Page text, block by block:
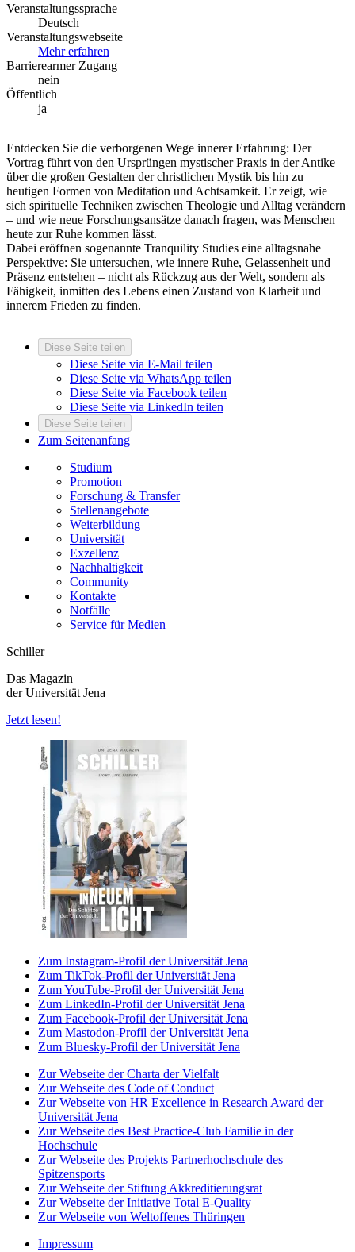
Veranstaltungssprache
Deutsch
Veranstaltungswebseite
Mehr erfahren
Barrierearmer Zugang
nein
Öffentlich
ja
Entdecken Sie die verborgenen Wege innerer Erfahrung: Der
Vortrag führt von den Ursprüngen mystischer Praxis in der Antike
über die großen Gestalten der christlichen Mystik bis hin zu
heutigen Formen von Meditation und Achtsamkeit. Er zeigt, wie
sich spirituelle Techniken zwischen Theologie und Alltag verändern
– und wie neue Forschungsansätze danach fragen, was Menschen
heute zur Ruhe kommen lässt.
Dabei eröffnen sogenannte Tranquility Studies eine alltagsnahe
Perspektive: Sie untersuchen, wie innere Ruhe, Gelassenheit und
Präsenz entstehen – nicht als Rückzug aus der Welt, sondern als
Fähigkeit, inmitten des Lebens einen Zustand von Klarheit und
innerem Frieden zu finden.
Diese Seite teilen
Diese Seite via E-Mail teilen
Diese Seite via WhatsApp teilen
Diese Seite via Facebook teilen
Diese Seite via LinkedIn teilen
Diese Seite teilen
Zum Seitenanfang
Studium
Promotion
Forschung & Transfer
Stellenangebote
Weiterbildung
Universität
Exzellenz
Nachhaltigkeit
Community
Kontakte
Notfälle
Service für Medien
Schiller
Das Magazin
der Universität Jena
Jetzt lesen!
Zum Instagram-Profil der Universität Jena
Zum TikTok-Profil der Universität Jena
Zum YouTube-Profil der Universität Jena
Zum LinkedIn-Profil der Universität Jena
Zum Facebook-Profil der Universität Jena
Zum Mastodon-Profil der Universität Jena
Zum Bluesky-Profil der Universität Jena
Zur Webseite der Charta der Vielfalt
Zur Webseite des Code of Conduct
Zur Webseite von HR Excellence in Research Award der
Universität Jena
Zur Webseite des Best Practice-Club Familie in der
Hochschule
Zur Webseite des Projekts Partnerhochschule des
Spitzensports
Zur Webseite der Stiftung Akkreditierungsrat
Zur Webseite der Initiative Total E-Quality
Zur Webseite von Weltoffenes Thüringen
Impressum